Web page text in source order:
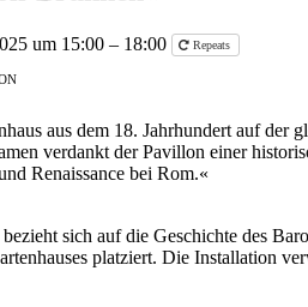
um 15:00 – 18:00 Repeats
aus dem 18. Jahrhundert auf der
verdankt der Pavillon einer
Renaissance bei Rom.«
bezieht sich auf die Geschichte des
platziert. Die Installation